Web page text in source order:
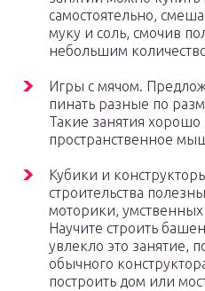
самостоятельно,
муку и соль, смочив
небольшим
Игры с мячом.
пинать разные по
Такие занятия
пространственное
Кубики и
строительства
моторики, умственных
Научите строить
увлекло это занятие,
обычного
построить дом или